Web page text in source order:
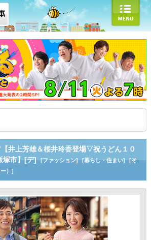
井上芳雄＆桜井玲香登場▽祝うどん１０
塚市】[デ]
[ファッション] [暮らし・住まい]
[そ
）]